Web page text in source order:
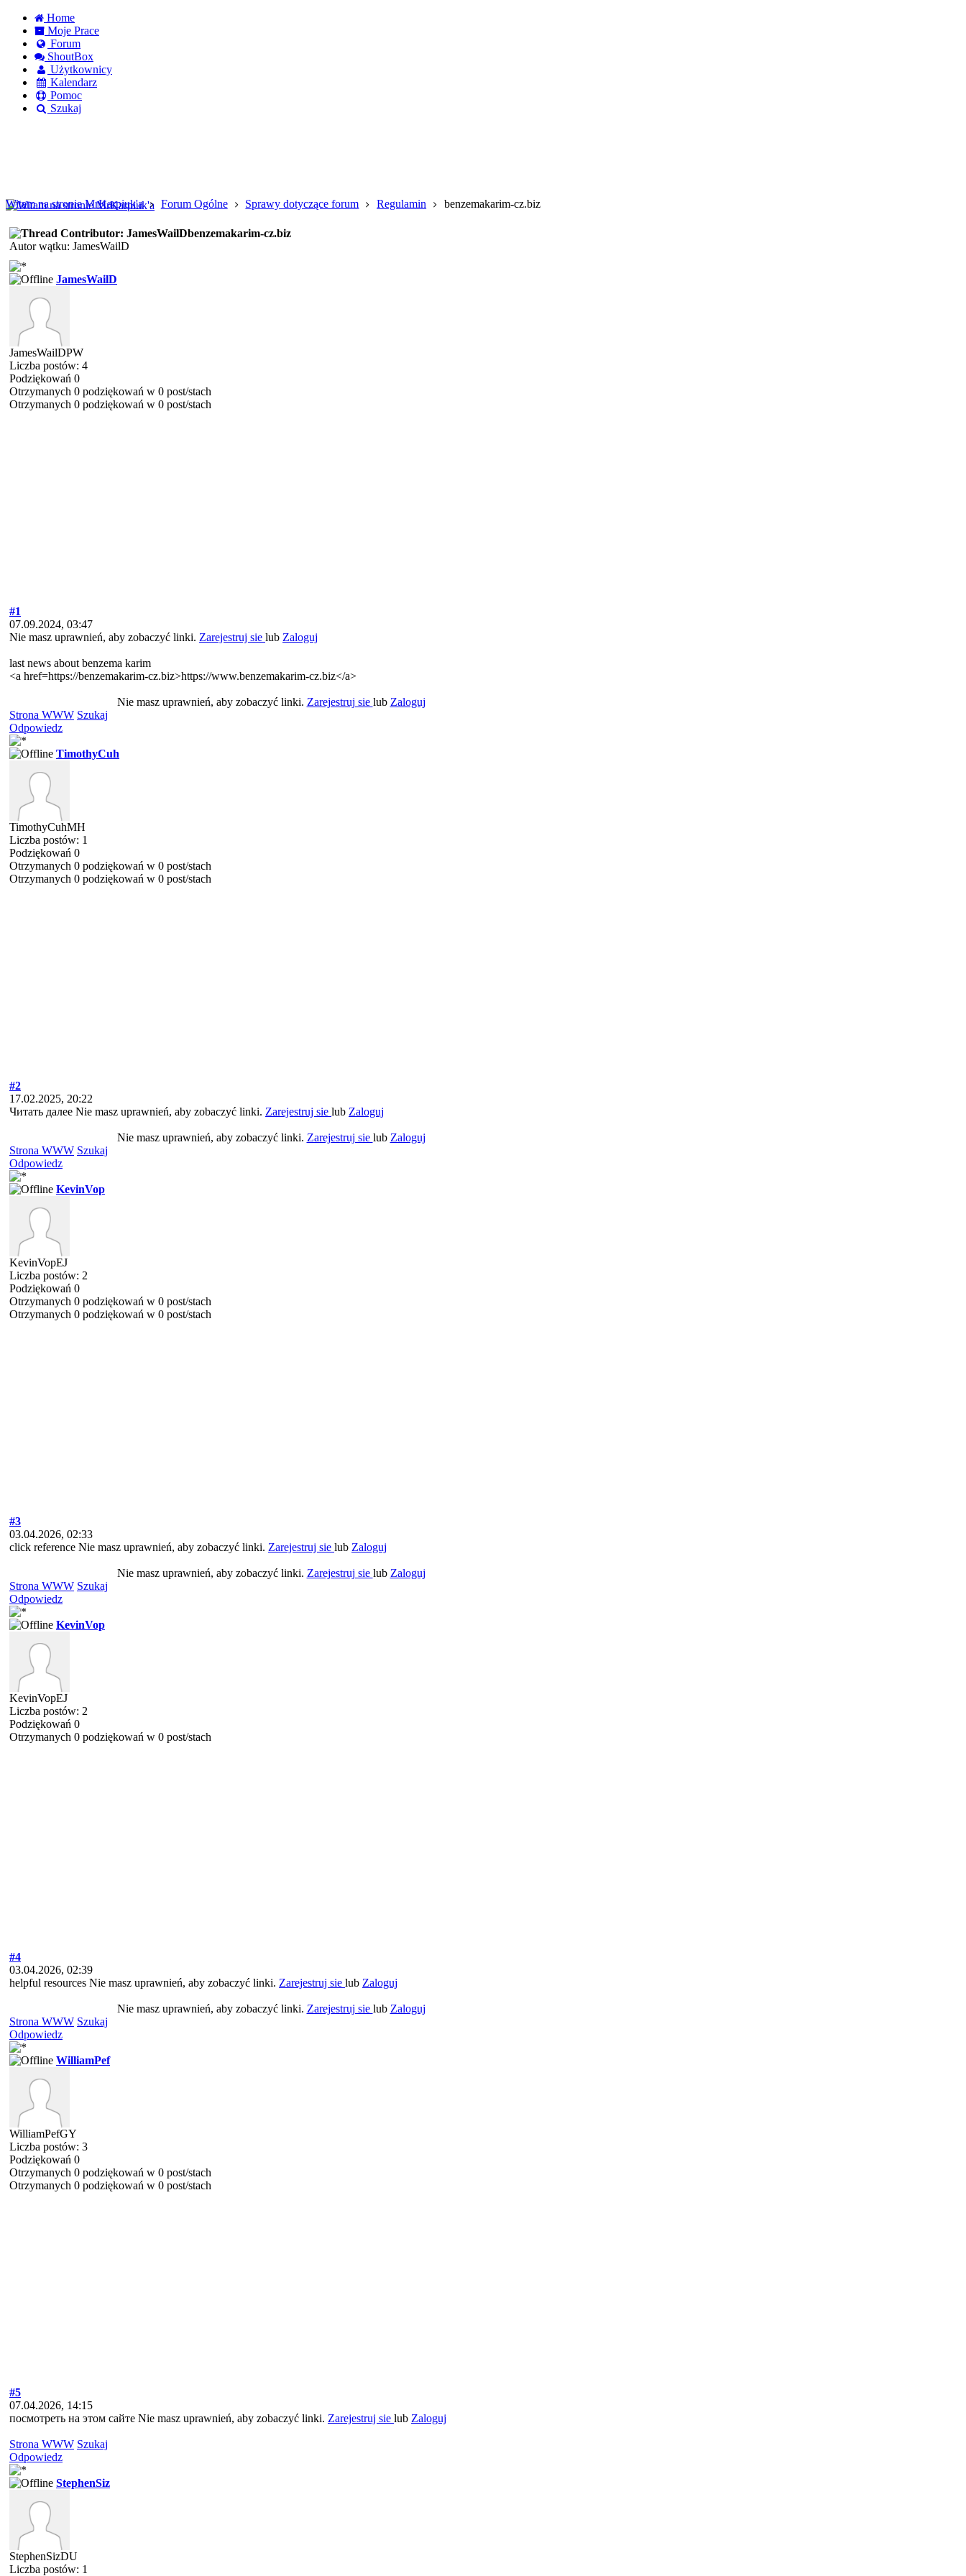
Home
Moje Prace
Forum
ShoutBox
Użytkownicy
Kalendarz
Pomoc
Szukaj
Witam na stronie MrKarpiuk'a
Forum Ogólne Sprawy dotyczące forum Regulamin benzemakarim-cz.biz
benzemakarim-cz.biz
Autor wątku: JamesWailD
JamesWailD
JamesWailDPW
Liczba postów: 4
Podziękowań 0
Otrzymanych 0 podziękowań w 0 post/stach
Otrzymanych 0 podziękowań w 0 post/stach
#1
07.09.2024, 03:47
Nie masz uprawnień, aby zobaczyć linki. Zarejestruj sie lub Zaloguj
last news about benzema karim
<a href=https://benzemakarim-cz.biz>https://www.benzemakarim-cz.biz</a>
Nie masz uprawnień, aby zobaczyć linki. Zarejestruj sie lub Zaloguj
Strona WWW Szukaj
Odpowiedz
TimothyCuh
TimothyCuhMH
Liczba postów: 1
Podziękowań 0
Otrzymanych 0 podziękowań w 0 post/stach
Otrzymanych 0 podziękowań w 0 post/stach
#2
17.02.2025, 20:22
Читать далее Nie masz uprawnień, aby zobaczyć linki. Zarejestruj sie lub Zaloguj
Nie masz uprawnień, aby zobaczyć linki. Zarejestruj sie lub Zaloguj
Strona WWW Szukaj
Odpowiedz
KevinVop
KevinVopEJ
Liczba postów: 2
Podziękowań 0
Otrzymanych 0 podziękowań w 0 post/stach
Otrzymanych 0 podziękowań w 0 post/stach
#3
03.04.2026, 02:33
click reference Nie masz uprawnień, aby zobaczyć linki. Zarejestruj sie lub Zaloguj
Nie masz uprawnień, aby zobaczyć linki. Zarejestruj sie lub Zaloguj
Strona WWW Szukaj
Odpowiedz
KevinVop
KevinVopEJ
Liczba postów: 2
Podziękowań 0
Otrzymanych 0 podziękowań w 0 post/stach
#4
03.04.2026, 02:39
helpful resources Nie masz uprawnień, aby zobaczyć linki. Zarejestruj sie lub Zaloguj
Nie masz uprawnień, aby zobaczyć linki. Zarejestruj sie lub Zaloguj
Strona WWW Szukaj
Odpowiedz
WilliamPef
WilliamPefGY
Liczba postów: 3
Podziękowań 0
Otrzymanych 0 podziękowań w 0 post/stach
Otrzymanych 0 podziękowań w 0 post/stach
#5
07.04.2026, 14:15
посмотреть на этом сайте Nie masz uprawnień, aby zobaczyć linki. Zarejestruj sie lub Zaloguj
Strona WWW Szukaj
Odpowiedz
StephenSiz
StephenSizDU
Liczba postów: 1